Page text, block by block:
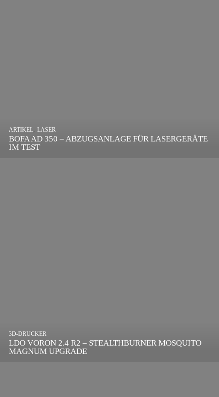
BOFA AD 350 – ABZUGSANLAGE FÜR LASERGERÄTE
IM TEST
ARTIKEL, LASER
DIE BEDEUTENDSTEN SCHRITTE ZUR
ERFOLGREICHEN MARKENBILDUNG IN DER
DIGITALEN ÄRA
ARTIKEL SONSTIGE
LDO VORON 2.4 R2 – STEALTHBURNER MOSQUITO
MAGNUM UPGRADE
3D-DRUCKER